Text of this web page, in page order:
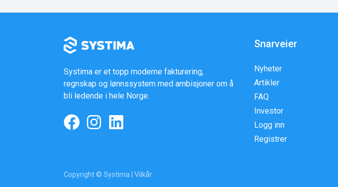
Systima er et topp moderne fakturering,
regnskap og lønnssystem med ambisjoner om å
bli ledende i hele Norge.
Snarveier
Nyheter
Artikler
FAQ
Investor
Logg inn
Registrer
Copyright © Systima | Vilkår